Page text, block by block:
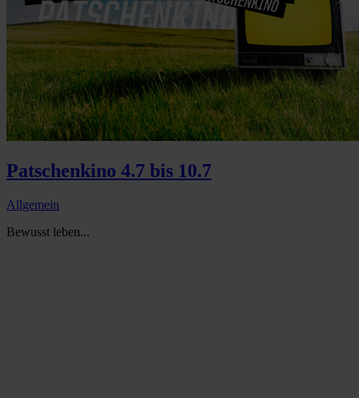
Patschenkino 4.7 bis 10.7
Allgemein
Bewusst leben...